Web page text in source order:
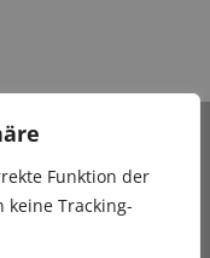
Funktion der
keine Tracking-